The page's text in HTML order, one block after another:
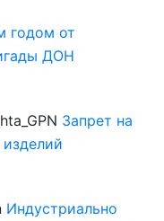
годом от
ДОН
Запрет на
Индустриально